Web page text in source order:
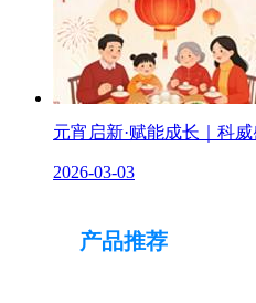
元宵启新·赋能成长｜科
2026-03-03
产品推荐